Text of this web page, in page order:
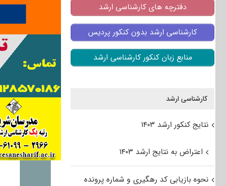
دفترچه های کارشناسی ارشد
کارشناسی ارشد بدون کنکور پردیس
منابع زبان کنکور کارشناسی ارشد
کارشناسی ارشد
نتایج کنکور ارشد ۱۴۰۳
اعتراض به نتایج ارشد ۱۴۰۳
نحوه بازیابی کد رهگیری و شماره پرونده